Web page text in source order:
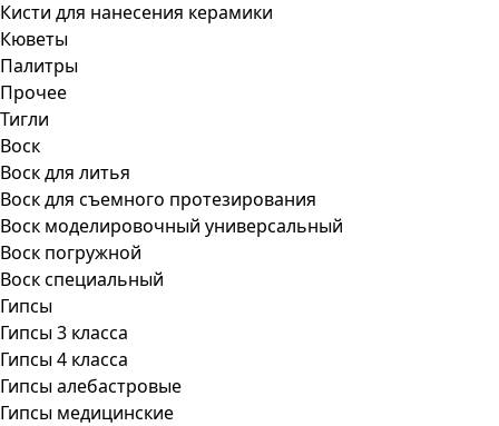
Кисти для нанесения керамики
Кюветы
Палитры
Прочее
Тигли
Воск
Воск для литья
Воск для съемного протезирования
Воск моделировочный универсальный
Воск погружной
Воск специальный
Гипсы
Гипсы 3 класса
Гипсы 4 класса
Гипсы алебастровые
Гипсы медицинские